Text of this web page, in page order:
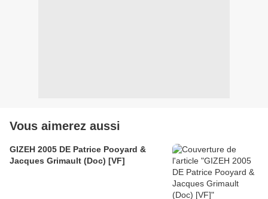
Vous aimerez aussi
GIZEH 2005 DE Patrice Pooyard &
Jacques Grimault (Doc) [VF]